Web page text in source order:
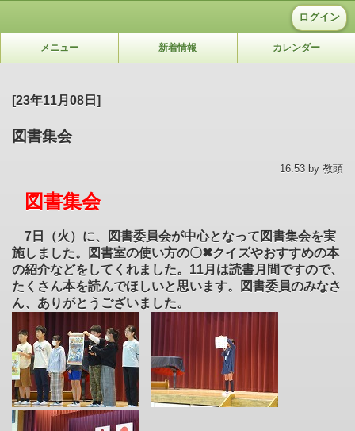
ログイン
メニュー 新着情報 カレンダー
[23年11月08日]
図書集会
16:53 by 教頭
図書集会
7日（火）に、図書委員会が中心となって図書集会を実
施しました。図書室の使い方の〇✖クイズやおすすめの本
の紹介などをしてくれました。11月は読書月間ですので、
たくさん本を読んでほしいと思います。図書委員のみなさ
ん、ありがとうございました。